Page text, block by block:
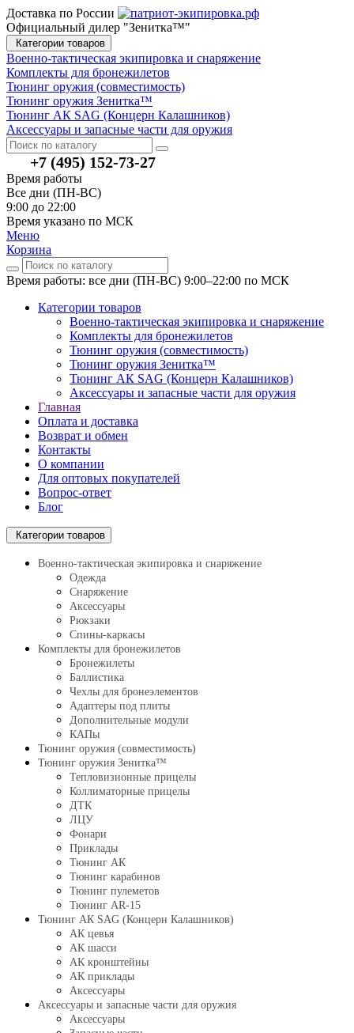
Доставка по России
Официальный дилер "Зенитка™"
Категории товаров
Военно-тактическая экипировка и снаряжение
Комплекты для бронежилетов
Тюнинг оружия (совместимость)
Тюнинг оружия Зенитка™
Тюнинг АК SAG (Концерн Калашников)
Аксессуары и запасные части для оружия
+7 (495) 152-73-27
Время работы
Все дни (ПН-ВС)
9:00 до 22:00
Время указано по МСК
Меню
Корзина
Время работы: все дни (ПН-ВС) 9:00–22:00 по МСК
Категории товаров
Военно-тактическая экипировка и снаряжение
Комплекты для бронежилетов
Тюнинг оружия (совместимость)
Тюнинг оружия Зенитка™
Тюнинг АК SAG (Концерн Калашников)
Аксессуары и запасные части для оружия
Главная
Оплата и доставка
Возврат и обмен
Контакты
О компании
Для оптовых покупателей
Вопрос-ответ
Блог
Категории товаров
Военно-тактическая экипировка и снаряжение
Одежда
Снаряжение
Аксессуары
Рюкзаки
Спины-каркасы
Комплекты для бронежилетов
Бронежилеты
Баллистика
Чехлы для бронеэлементов
Адаптеры под плиты
Дополнительные модули
КАПы
Тюнинг оружия (совместимость)
Тюнинг оружия Зенитка™
Тепловизионные прицелы
Коллиматорные прицелы
ДТК
ЛЦУ
Фонари
Приклады
Тюнинг АК
Тюнинг карабинов
Тюнинг пулеметов
Тюнинг AR-15
Тюнинг АК SAG (Концерн Калашников)
АК цевья
АК шасси
АК кронштейны
АК приклады
Аксессуары
Аксессуары и запасные части для оружия
Аксессуары